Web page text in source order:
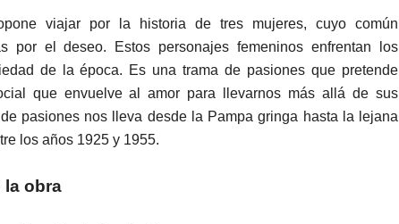
viajar por la historia de tres mujeres, cuyo común
por el deseo. Estos personajes femeninos enfrentan los
de la época. Es una trama de pasiones que pretende
que envuelve al amor para llevarnos más allá de sus
pasiones nos lleva desde la Pampa gringa hasta la lejana
los años 1925 y 1955.
la obra